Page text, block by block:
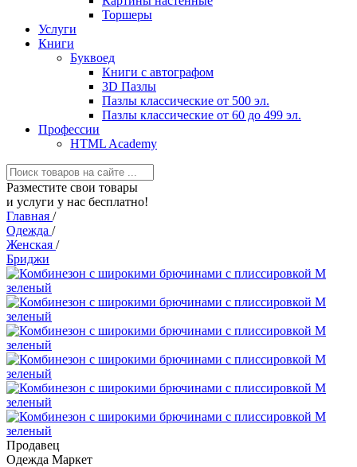
Торшеры
Услуги
Книги
Буквоед
Книги с автографом
3D Пазлы
Пазлы классические от 500 эл.
Пазлы классические от 60 до 499 эл.
Профессии
HTML Academy
Разместите свои товары
и услуги у нас бесплатно!
Главная /
Одежда /
Женская /
Бриджи
Продавец
Одежда Маркет